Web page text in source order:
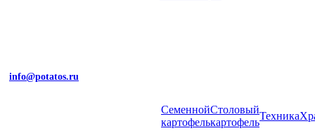
info@potatos.ru
Cеменной
картофель
Столовый
картофель
Техника